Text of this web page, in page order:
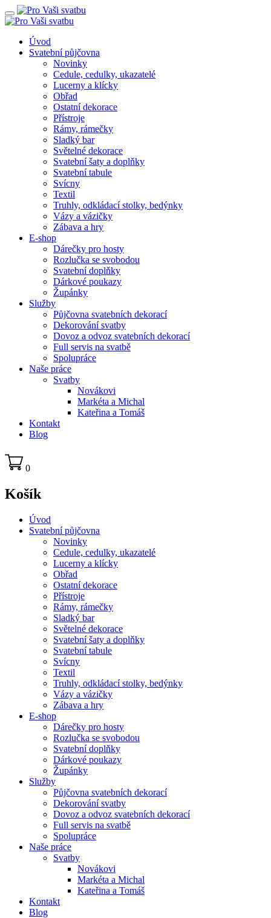
Úvod
Svatební půjčovna
Novinky
Cedule, cedulky, ukazatelé
Lucerny a klícky
Obřad
Ostatní dekorace
Přístroje
Rámy, rámečky
Sladký bar
Světelné dekorace
Svatební šaty a doplňky
Svatební tabule
Svícny
Textil
Truhly, odkládací stolky, bedýnky
Vázy a vázičky
Zábava a hry
E-shop
Dárečky pro hosty
Rozlučka se svobodou
Svatební doplňky
Dárkové poukazy
Župánky
Služby
Půjčovna svatebních dekorací
Dekorování svatby
Dovoz a odvoz svatebních dekorací
Full servis na svatbě
Spolupráce
Naše práce
Svatby
Novákovi
Markéta a Michal
Kateřina a Tomáš
Kontakt
Blog
0
Košík
Úvod
Svatební půjčovna
Novinky
Cedule, cedulky, ukazatelé
Lucerny a klícky
Obřad
Ostatní dekorace
Přístroje
Rámy, rámečky
Sladký bar
Světelné dekorace
Svatební šaty a doplňky
Svatební tabule
Svícny
Textil
Truhly, odkládací stolky, bedýnky
Vázy a vázičky
Zábava a hry
E-shop
Dárečky pro hosty
Rozlučka se svobodou
Svatební doplňky
Dárkové poukazy
Župánky
Služby
Půjčovna svatebních dekorací
Dekorování svatby
Dovoz a odvoz svatebních dekorací
Full servis na svatbě
Spolupráce
Naše práce
Svatby
Novákovi
Markéta a Michal
Kateřina a Tomáš
Kontakt
Blog